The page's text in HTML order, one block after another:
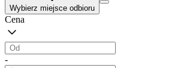
Wybierz miejsce odbioru
Cena
-